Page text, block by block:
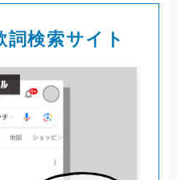
詞検索サイト